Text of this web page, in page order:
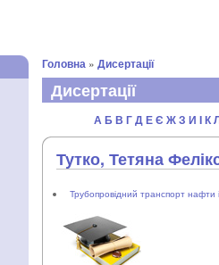
Головна » Дисертації
Дисертації
АБВ ГДЕЄ ЖЗ И IК
Тутко, Тетяна
Трубопровідний транспорт